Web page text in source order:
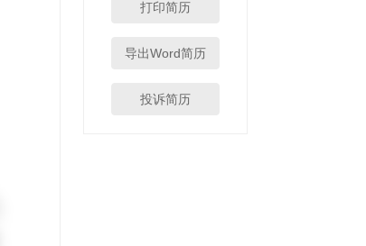
打印简历
导出Word简历
投诉简历